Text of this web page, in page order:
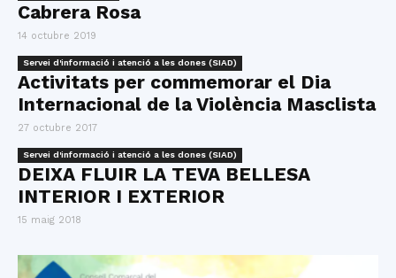
Cabrera Rosa
14 octubre 2019
Servei d'informació i atenció a les dones (SIAD)
Activitats per commemorar el Dia
Internacional de la Violència Masclista
27 octubre 2017
Servei d'informació i atenció a les dones (SIAD)
DEIXA FLUIR LA TEVA BELLESA
INTERIOR I EXTERIOR
15 maig 2018